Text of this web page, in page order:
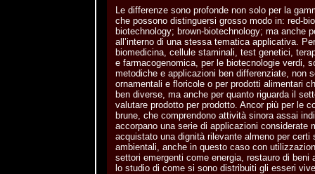
Le differenze sono profonde non solo per la
che possono distinguersi grosso modo in: red-
biotechnology; brown-biotechnology; ma anche
all’interno di una stessa tematica applicativa.
biomedicina, cellule staminali, test genetici,
e farmacogenomica, per le biotecnologie verdi,
metodiche e applicazioni ben differenziate, non
ornamentali e floricole o per prodotti alimentari
ben diverse, ma anche per quanto riguarda il
valutare prodotto per prodotto. Ancor più per le
brune, che comprendono attività sinora assai
accorpano una serie di applicazioni considerate
acquistato una dignità rilevante almeno per certi
ambientali, anche in questo caso con
settori emergenti come energia, restauro di beni
lo studio di come si sono distribuiti gli esseri